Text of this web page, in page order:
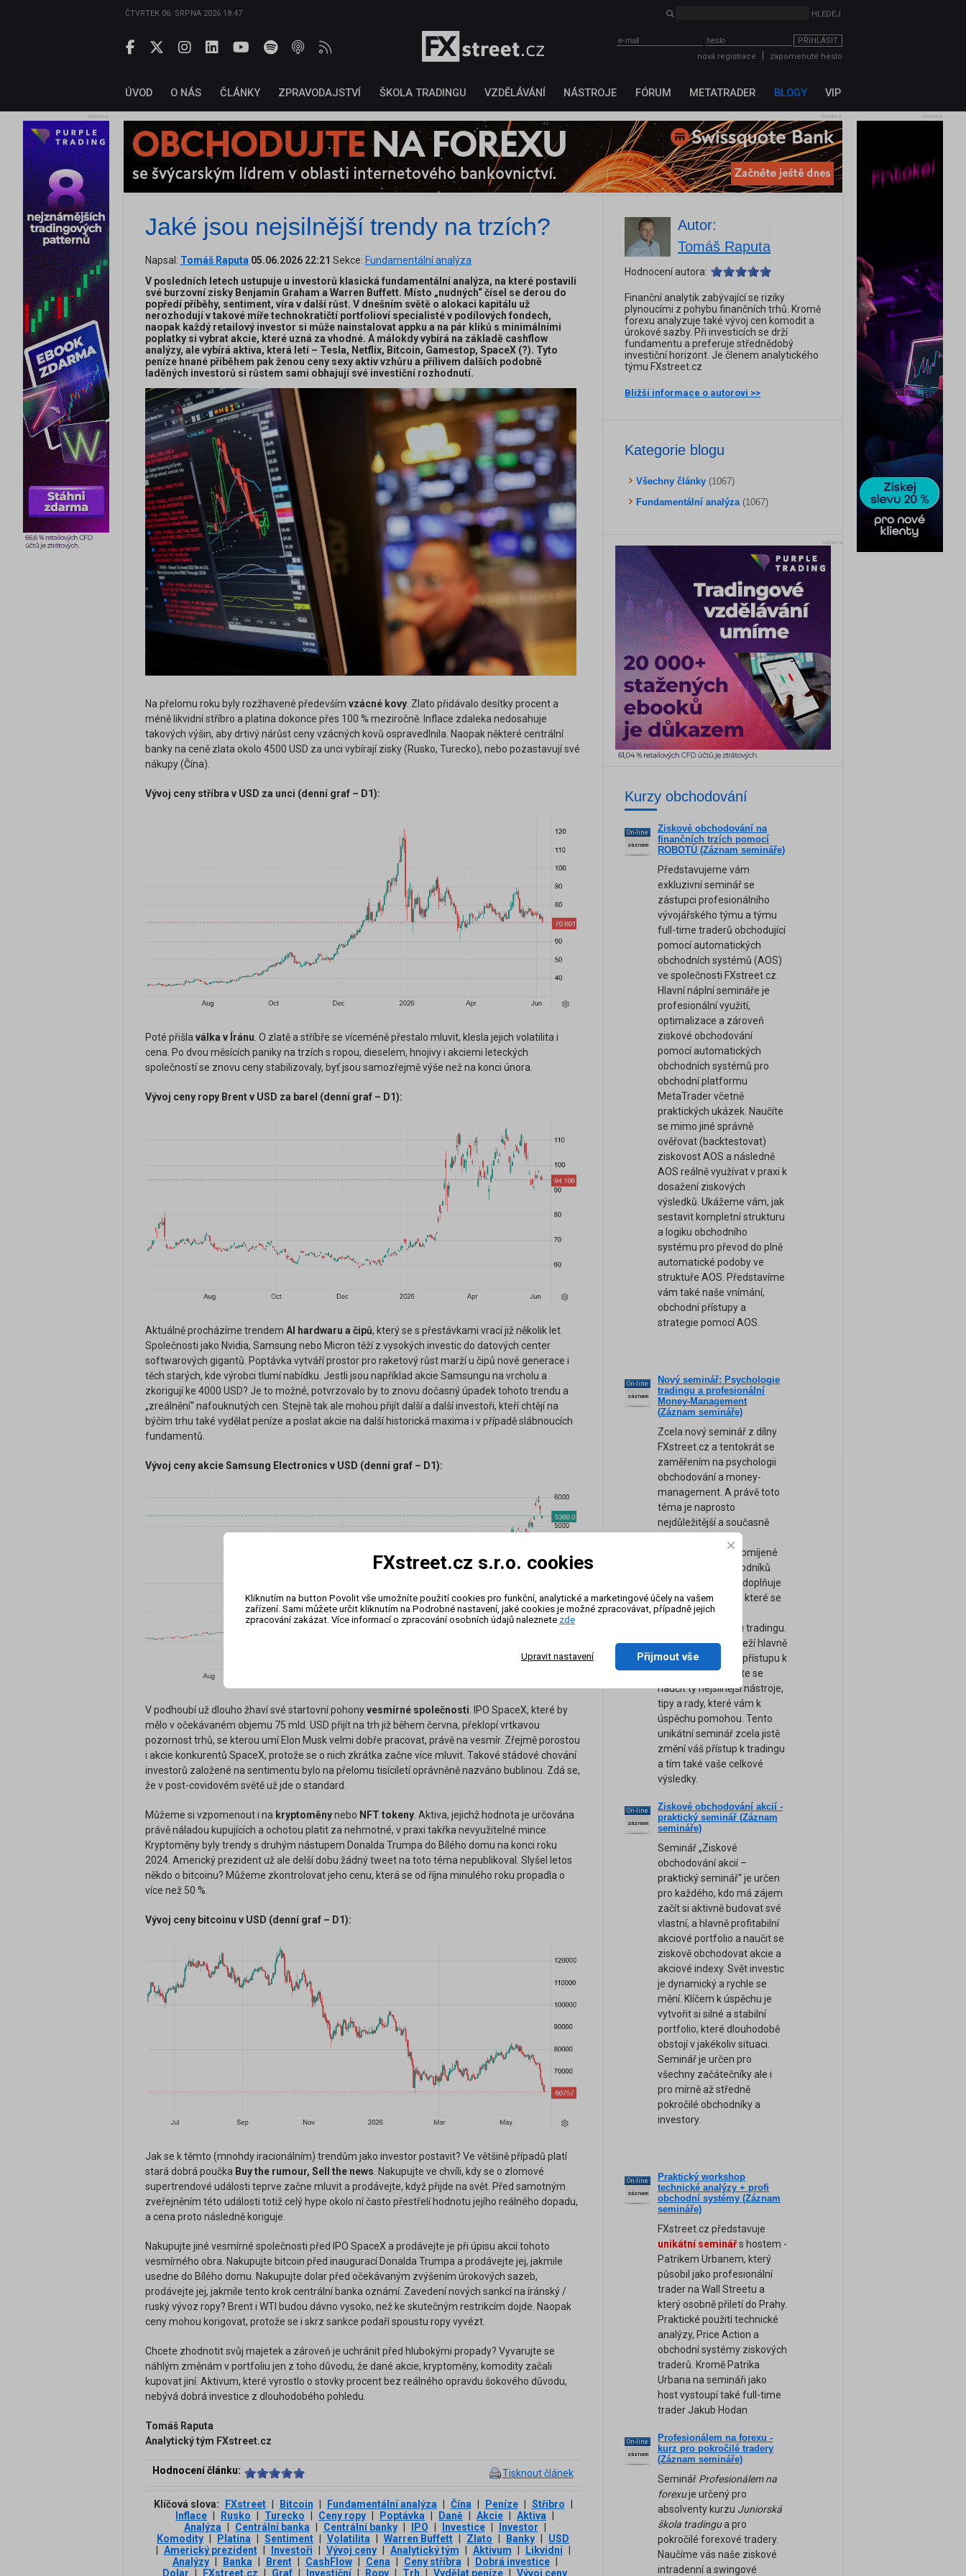
ČTVRTEK 06. SRPNA 2026 18:47
PŘIHLÁSIT
nová registrace
zapomenuté heslo
ÚVOD O NÁS ČLÁNKY ZPRAVODAJSTVÍ ŠKOLA TRADINGU VZDĚLÁVÁNÍ NÁSTROJE FÓRUM METATRADER BLOGY VIP
reklama reklama
reklama
Jaké jsou nejsilnější trendy na trzích?
Napsal: Tomáš Raputa 05.06.2026 22:21 Sekce: Fundamentální analýza
V posledních letech ustupuje u investorů klasická fundamentální analýza, na které postavili
své burzovní zisky Benjamin Graham a Warren Buffett. Místo „nudných“ čísel se derou do
popředí příběhy, sentiment, víra v další růst. V dnešním světě o alokaci kapitálu už
nerozhodují v takové míře technokratičtí portfolioví specialisté v podílových fondech,
naopak každý retailový investor si může nainstalovat appku a na pár kliků s minimálními
poplatky si vybrat akcie, které uzná za vhodné. A málokdy vybírá na základě cashflow
analýzy, ale vybírá aktiva, která letí – Tesla, Netflix, Bitcoin, Gamestop, SpaceX (?). Tyto
peníze hnané příběhem pak ženou ceny sexy aktiv vzhůru a přílivem dalších podobně
laděných investorů si růstem sami obhajují své investiční rozhodnutí.
Na přelomu roku byly rozžhavené především vzácné kovy. Zlato přidávalo desítky procent a
méně likvidní stříbro a platina dokonce přes 100 % meziročně. Inflace zdaleka nedosahuje
takových výšin, aby drtivý nárůst ceny vzácných kovů ospravedlnila. Naopak některé centrální
banky na ceně zlata okolo 4500 USD za unci vybírají zisky (Rusko, Turecko), nebo pozastavují své
nákupy (Čína).
Vývoj ceny stříbra v USD za unci (denní graf – D1):
Poté přišla válka v Íránu . O zlatě a stříbře se víceméně přestalo mluvit, klesla jejich volatilita i
cena. Po dvou měsících paniky na trzích s ropou, dieselem, hnojivy i akciemi leteckých
společností se znovu ceny stabilizovaly, byť jsou samozřejmě výše než na konci února.
Vývoj ceny ropy Brent v USD za barel (denní graf – D1):
Aktuálně procházíme trendem AI hardwaru a čipů, který se s přestávkami vrací již několik let.
Společnosti jako Nvidia, Samsung nebo Micron těží z vysokých investic do datových center
softwarových gigantů. Poptávka vytváří prostor pro raketový růst marží u čipů nové generace i
těch starých, kde výrobci tlumí nabídku. Jestli jsou například akcie Samsungu na vrcholu a
zkorigují ke 4000 USD? Je to možné, potvrzovalo by to znovu dočasný úpadek tohoto trendu a
„zreálnění“ nafouknutých cen. Stejně tak ale mohou přijít další a další investoři, kteří chtějí na
býčím trhu také vydělat peníze a poslat akcie na další historická maxima i v případě slábnoucích
fundamentů.
Vývoj ceny akcie Samsung Electronics v USD (denní graf – D1):
V podhoubí už dlouho žhaví své startovní pohonyvesmírné společnosti . IPO SpaceX, které by
mělo v očekávaném objemu 75 mld. USD přijít na trh již během června, překlopí vrtkavou
pozornost trhů, se kterou umí Elon Musk velmi dobře pracovat, právě na vesmír. Zřejmě porostou
i akcie konkurentů SpaceX, protože se o nich zkrátka začne více mluvit. Takové stádové chování
investorů založené na sentimentu bylo na přelomu tisíciletí oprávněně nazváno bublinou. Zdá se,
že v post-covidovém světě už jde o standard.
Můžeme si vzpomenout i na kryptoměnynebo NFT tokeny . Aktiva, jejichž hodnota je určována
právě náladou kupujících a ochotou platit za nehmotné, v praxi takřka nevyužitelné mince.
Kryptoměny byly trendy s druhým nástupem Donalda Trumpa do Bílého domu na konci roku
2024. Americký prezident už ale delší dobu žádný tweet na toto téma nepublikoval. Slyšel letos
někdo o bitcoinu? Můžeme zkontrolovat jeho cenu, která se od října minulého roku propadla o
více než 50 %.
Vývoj ceny bitcoinu v USD (denní graf – D1):
Jak se k těmto (mnohdy iracionálním) trendům jako investor postavit? Ve většině případů platí
stará dobrá poučka Buy the rumour, Sell the news. Nakupujte ve chvíli, kdy se o zlomové
supertrendové události teprve začne mluvit a prodávejte, když přijde na svět. Před samotným
zveřejněním této události totiž celý hype okolo ní často přestřelí hodnotu jejího reálného dopadu,
a cena proto následně koriguje.
Nakupujte jiné vesmírné společnosti před IPO SpaceX a prodávejte je při úpisu akcií tohoto
vesmírného obra. Nakupujte bitcoin před inaugurací Donalda Trumpa a prodávejte jej, jakmile
usedne do Bílého domu. Nakupujte dolar před očekávaným zvýšením úrokových sazeb,
prodávejte jej, jakmile tento krok centrální banka oznámí. Zavedení nových sankcí na íránský /
ruský vývoz ropy? Brent i WTI budou dávno vysoko, než ke skutečným restrikcím dojde. Naopak
ceny mohou korigovat, protože se i skrz sankce podaří spoustu ropy vyvézt.
Chcete zhodnotit svůj majetek a zároveň je uchránit před hlubokými propady? Vyvarujte se
náhlým změnám v portfoliu jen z toho důvodu, že dané akcie, kryptoměny, komodity začali
kupovat jiní. Aktivum, které vyrostlo o stovky procent bez reálného opravdu šokového důvodu,
nebývá dobrá investice z dlouhodobého pohledu.
Tomáš Raputa
Analytický tým FXstreet.cz
Hodnocení článku: Tisknout článek
Klíčová slova: FXstreet Bitcoin Fundamentální analýza Čína Peníze Stříbro
Inflace
Rusko Turecko Ceny ropy Poptávka Daně Akcie Aktiva
Analýza
Centrální banka Centrální banky IPO Investice Investor
Komodity
Platina Sentiment Volatilita Warren Buffett Zlato Banky
USD
Americký prezident Investoři Vývoj ceny Analytický tým Aktivum Likvidní
Analýzy
Banka Brent CashFlow Cena Ceny stříbra Dobrá investice
Dolar
FXstreet.cz Graf Investiční Ropy Trh Vydělat peníze Vývoj ceny
Autor:
Tomáš Raputa
Hodnocení autora:
Finanční analytik zabývající se riziky
plynoucími z pohybu finančních trhů. Kromě
forexu analyzuje také vývoj cen komodit a
úrokové sazby. Při investicích se drží
fundamentu a preferuje střednědobý
investiční horizont. Je členem analytického
týmu FXstreet.cz
Bližší informace o autorovi >>
Kategorie blogu
Všechny články (1067)
Fundamentální analýza(1067)
reklama
Kurzy obchodování
On-line
záznam
Ziskové obchodování na
finančních trzích pomocí
ROBOTŮ (Záznam semináře)
Představujeme vám
exkluzivní seminář se
zástupci profesionálního
vývojářského týmu a týmu
full-time traderů obchodující
pomocí automatických
obchodních systémů (AOS)
ve společnosti FXstreet.cz.
Hlavní náplní semináře je
profesionální využití,
optimalizace a zároveň
ziskové obchodování
pomocí automatických
obchodních systémů pro
obchodní platformu
MetaTrader včetně
praktických ukázek. Naučíte
se mimo jiné správně
ověřovat (backtestovat)
ziskovost AOS a následně
AOS reálně využívat v praxi k
dosažení ziskových
výsledků. Ukážeme vám, jak
sestavit kompletní strukturu
a logiku obchodního
systému pro převod do plně
automatické podoby ve
struktuře AOS. Představíme
vám také naše vnímání,
obchodní přístupy a
strategie pomocí AOS.
On-line
záznam
Nový seminář: Psychologie
tradingu a profesionální
Money-Management
(Záznam semináře)
Zcela nový seminář z dílny
FXstreet.cz a tentokrát se
zaměřením na psychologii
obchodování a money-
management. A právě toto
téma je naprosto
nejdůležitější a současně
podceňované a opomíjené
téma většiny obchodníků.
Tento seminář tak doplňuje
naše ostatní kurzy, které se
zaměřují spíše na
technickou stránku tradingu.
Úspěch tradera záleží hlavně
na jeho psychice a přístupu k
obchodování. Přijďte se
naučit ty nejsilnější nástroje,
tipy a rady, které vám k
úspěchu pomohou. Tento
unikátní seminář zcela jistě
změní váš přístup k tradingu
a tím také vaše celkové
výsledky.
On-line
záznam
Ziskové obchodování akcií -
praktický seminář (Záznam
semináře)
Seminář „Ziskové
obchodování akcií –
praktický seminář“ je určen
pro každého, kdo má zájem
začít si aktivně budovat své
vlastní, a hlavně profitabilní
akciové portfolio a naučit se
ziskově obchodovat akcie a
akciové indexy. Svět investic
je dynamický a rychle se
mění. Klíčem k úspěchu je
vytvořit si silné a stabilní
portfolio, které dlouhodobě
obstojí v jakékoliv situaci.
Seminář je určen pro
všechny začátečníky ale i
pro mírně až středně
pokročilé obchodníky a
investory.
On-line
záznam
Praktický workshop
technické analýzy + profi
obchodní systémy (Záznam
semináře)
FXstreet.cz představuje
unikátní seminářs hostem -
Patrikem Urbanem, který
působil jako profesionální
trader na Wall Streetu a
který osobně přiletí do Prahy.
Praktické použití technické
analýzy, Price Action a
obchodní systémy ziskových
traderů. Kromě Patrika
Urbana na semináři jako
host vystoupí také full-time
trader Jakub Hodan.
On-line
záznam
Profesionálem na forexu -
kurz pro pokročilé tradery
(Záznam semináře)
Seminář Profesionálem na
forexuje určený pro
absolventy kurzu Juniorská
škola tradingua pro
pokročilé forexové tradery.
Naučíme vás naše ziskové
intradenní a swingové
FXstreet.cz s.r.o. cookies
Kliknutím na button Povolit vše umožníte použití cookies pro funkční, analytické a marketingové účely na vašem
zařízení. Sami můžete určit kliknutím na Podrobné nastavení, jaké cookies je možné zpracovávat, případně jejich
zpracování zakázat. Více informací o zpracování osobních údajů naleznete zde
Upravit nastavení Přijmout vše